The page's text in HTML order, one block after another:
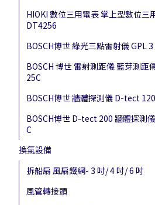
HIOKI 數位三用電表 掌上型數位三
DT4256
BOSCH博世 綠光三點雷射儀 GPL 3
BOSCH 博世 雷射測距儀 藍芽測距
25C
BOSCH博世 牆體探測儀 D-tect 120
BOSCH博世 D-tect 200 牆體探測
C
換氣設備
拆船扇 風扇鐵網- 3 吋/ 4 吋/ 6 吋
風管轉接頭